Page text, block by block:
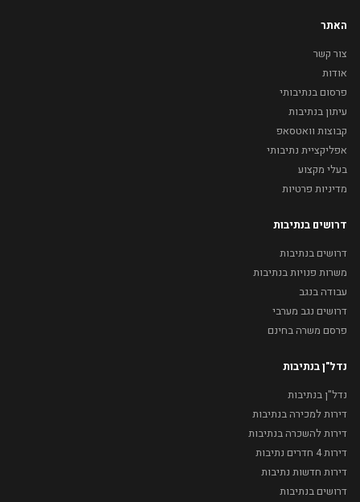
האתר
צור קשר
אודות
פרסום בנתיבותי
עיתון בנתיבות
קבוצות וואטסאפ
אפליקציית נתיבותי
בעלי מקצוע
מדיניות פרטיות
דרושים בנתיבות
דרושים בנתיבות
משרות פנויות בנתיבות
עבודה בנגב
דרושים נגב מערבי
פרסם משרה בחינם
נדל"ן בנתיבות
נדל"ן בנתיבות
דירות למכירה בנתיבות
דירות להשכרה בנתיבות
דירות 4 חדרים נתיבות
דירות חדשות נתיבות
דרושים בנתיבות